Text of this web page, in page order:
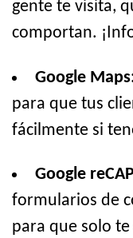
gente te visita,
comportan.
Google
para que tus
fácilmente si
Google
formularios de
para que solo